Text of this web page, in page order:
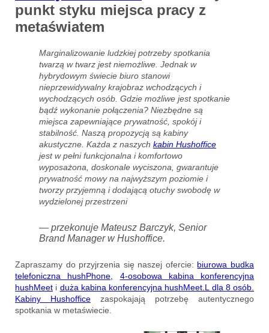
punkt styku miejsca pracy z
metaświatem
Marginalizowanie ludzkiej potrzeby spotkania
twarzą w twarz jest niemożliwe. Jednak w
hybrydowym świecie biuro stanowi
nieprzewidywalny krajobraz wchodzących i
wychodzących osób. Gdzie możliwe jest spotkanie
bądź wykonanie połączenia? Niezbędne są
miejsca zapewniające prywatność, spokój i
stabilność. Naszą propozycją są kabiny
akustyczne. Każda z naszych kabin Hushoffice
jest w pełni funkcjonalna i komfortowo
wyposażona, doskonale wyciszona, gwarantuje
prywatność mowy na najwyższym poziomie i
tworzy przyjemną i dodającą otuchy swobodę w
wydzielonej przestrzeni
— przekonuje Mateusz Barczyk, Senior
Brand Manager w Hushoffice.
Zapraszamy do przyjrzenia się naszej ofercie: biurowa budka
telefoniczna hushPhone,
4-osobowa kabina konferencyjna
hushMeet i duża kabina konferencyjna hushMeet.L dla 8 osób.
Kabiny Hushoffice zaspokajają potrzebę autentycznego
spotkania w metaświecie.